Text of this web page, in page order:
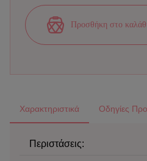
Προσθήκη στο
Χαρακτηριστικά Οδηγίες
Περιστάσεις: